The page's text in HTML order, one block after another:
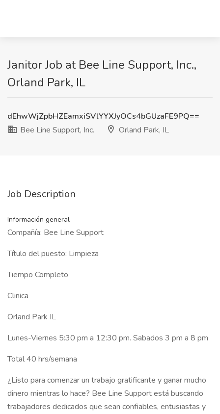
Janitor Job at Bee Line Support, Inc.,
Orland Park, IL
dEhwWjZpbHZEamxiSVlYYXJyOCs4bGUzaFE9PQ==
Bee Line Support, Inc.
Orland Park, IL
Job Description
Información general
Compañía: Bee Line Support
Título del puesto: Limpieza
Tiempo Completo
Clinica
Orland Park IL
Lunes-Viernes 5:30 pm a 12:30 pm. Sabados 3 pm a 8 pm
Total 40 hrs/semana
¿Listo para comenzar un trabajo gratificante y ganar mucho
dinero mientras lo hace? Bee Line Support está buscando
trabajadores dedicados que sean confiables, entusiastas y